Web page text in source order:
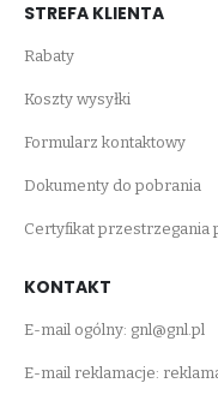
STREFA KLIENTA
Rabaty
Koszty wysyłki
Formularz kontaktowy
Dokumenty do pobrania
Certyfikat przestrzegania
KONTAKT
E-mail ogólny: gnl@gnl.pl
E-mail reklamacje: